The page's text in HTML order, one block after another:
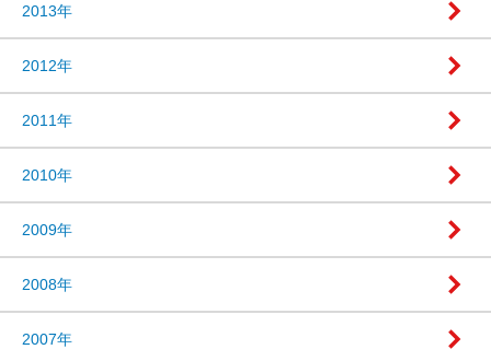
2013年
2012年
2011年
2010年
2009年
2008年
2007年